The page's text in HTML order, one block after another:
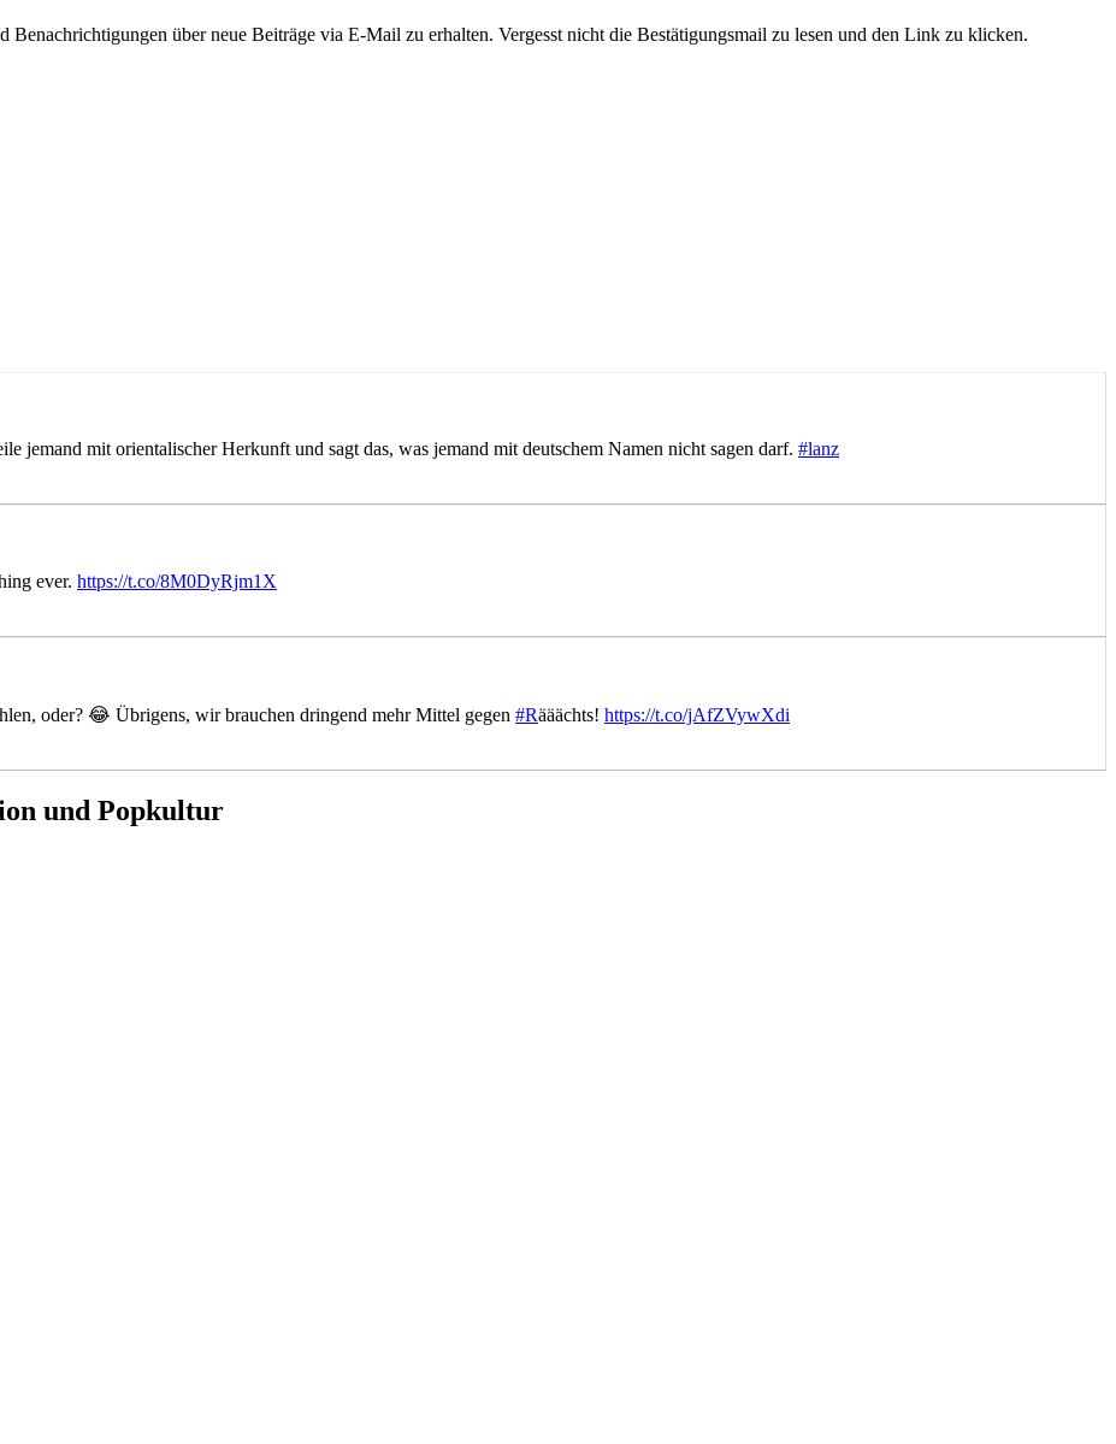
über neue Beiträge via E-Mail zu erhalten. Vergesst nicht die Bestätigungsmail zu lesen und den Link zu klicken.
jemand mit orientalischer Herkunft und sagt das, was jemand mit deutschem Namen nicht sagen darf. #lanz
ever. https://t.co/8M0DyRjm1X
oder? 😂 Übrigens, wir brauchen dringend mehr Mittel gegen #Rääächts! https://t.co/jAfZVywXdi
und Popkultur